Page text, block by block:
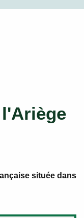
située dans